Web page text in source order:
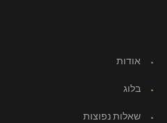
אודות
בלוג
שאלות נפוצות